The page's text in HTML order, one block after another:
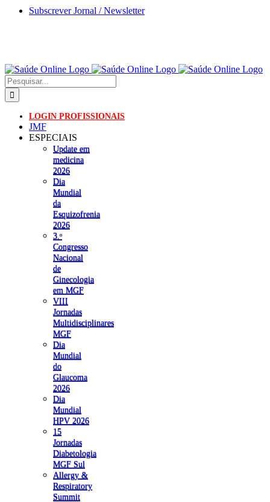
Skip
Subscrever Jornal / Newsletter
Pesquisar
LOGIN PROFISSIONAIS
JMF
ESPECIAIS
Update em
medicina
2026
Dia
Mundial
da
Esquizofrenia
2026
3.ᵒ
Congresso
Nacional
de
Ginecologia
em MGF
VIII
Jornadas
Multidisciplinares
MGF
Dia
Mundial
do
Glaucoma
2026
Dia
Mundial
HPV 2026
15
Jornadas
Diabetologia
MGF Sul
Allergy &
Respiratory
Summit